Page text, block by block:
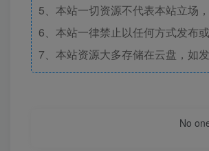
5、本站一切资源不代表本站立场
6、本站一律禁止以任何方式发布
7、本站资源大多存储在云盘，如
No